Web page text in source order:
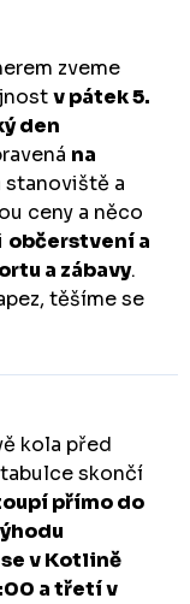
zveme
v pátek 5.
den
na
stanoviště a
ceny a něco
občerstvení a
a zábavy.
těšíme se
kola před
skončí
přímo do
v Kotlině
a třetí v